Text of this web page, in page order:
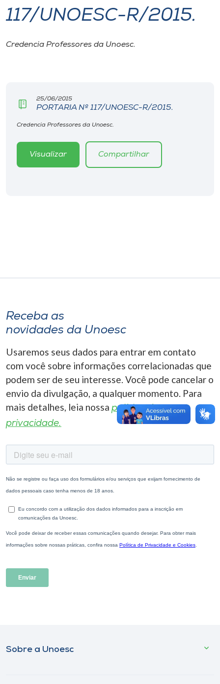
I.nova
CPA
Editora
Selecione
o idioma
A+
117/UNOESC-R/2015.
Credencia Professores da Unoesc.
25/06/2015
PORTARIA Nº 117/UNOESC-R/2015.
Credencia Professores da Unoesc.
Visualizar Compartilhar
Receba as
novidades da Unoesc
Usaremos seus dados para entrar em contato
com você sobre informações correlacionadas que
podem ser de seu interesse. Você pode cancelar o
envio da divulgação, a qualquer momento. Para
mais detalhes, leia nossa política de
privacidade.
Sobre a Unoesc